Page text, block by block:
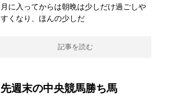
月に入ってからは朝晩は少しだけ過ごしや
すくなり、ほんの少しだ
記事を読む
先週末の中央競馬勝ち馬